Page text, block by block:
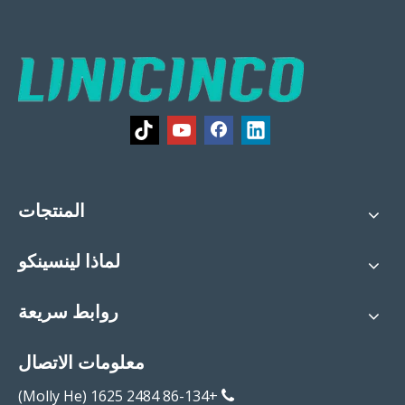
المنتجات
لماذا لينسينكو
روابط سريعة
معلومات الاتصال

+86-134 2484 1625 (Molly He)